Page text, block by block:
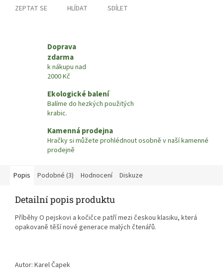
ZEPTAT SE HLÍDAT SDÍLET
Doprava
zdarma
k nákupu nad
2000 Kč
Ekologické balení
Balíme do hezkých použitých
krabic.
Kamenná prodejna
Hračky si můžete prohlédnout osobně v naší kamenné
prodejně
Popis Podobné (3) Hodnocení Diskuze
Detailní popis produktu
Příběhy O pejskovi a kočičce patří mezi českou klasiku, která
opakovaně těší nové generace malých čtenářů.
Autor: Karel Čapek